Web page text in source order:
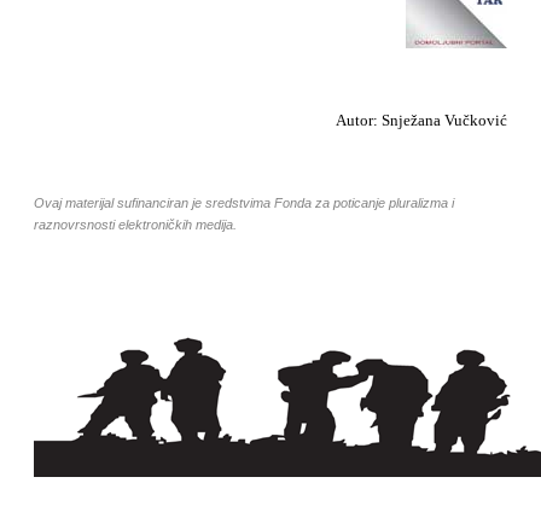
Autor: Snježana Vučković
Ovaj materijal sufinanciran je sredstvima Fonda za poticanje pluralizma i
raznovrsnosti elektroničkih medija.